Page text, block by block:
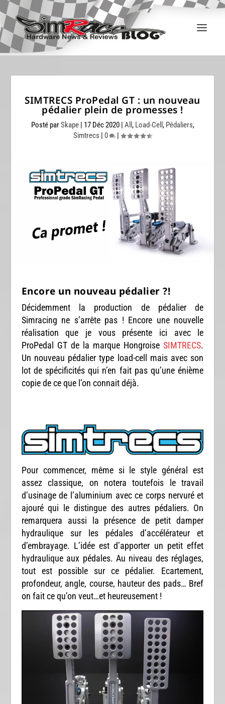
SIMTRECS ProPedal GT : un nouveau
pédalier plein de promesses !
Posté parSkape| 17 Déc 2020| All , Load-Cell , Pédaliers,
Simtrecs | 0 |
Encore un nouveau pédalier ?!
Décidemment la production de pédalier de
Simracing ne s’arrête pas ! Encore une nouvelle
réalisation que je vous présente ici avec le
ProPedal GT de la marque HongroiseSIMTRECS.
Un nouveau pédalier type load-cell mais avec son
lot de spécificités qui n’en fait pas qu’une énième
copie de ce que l’on connait déjà.
Pour commencer, même si le style général est
assez classique, on notera toutefois le travail
d’usinage de l’aluminium avec ce corps nervuré et
ajouré qui le distingue des autres pédaliers. On
remarquera aussi la présence de petit damper
hydraulique sur les pédales d’accélérateur et
d’embrayage. L’idée est d’apporter un petit effet
hydraulique aux pédales. Au niveau des réglages,
tout est possible sur ce pédalier. Ecartement,
profondeur, angle, course, hauteur des pads… Bref
on fait ce qu’on veut…et heureusement !